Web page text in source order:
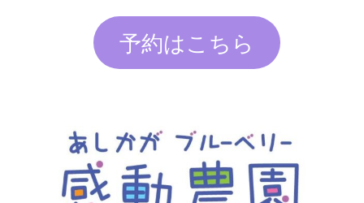
予約はこちら